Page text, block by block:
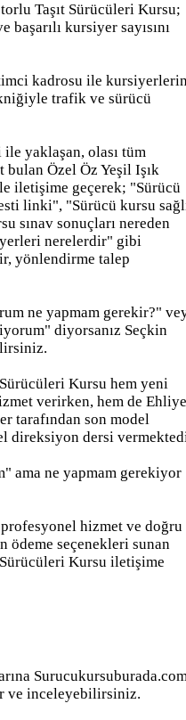
Taşıt Sürücüleri Kursu;
kursiyer sayısını
kadrosu ile
trafik ve sürücü
yaklaşan, olası tüm
bulan Özel Öz Yeşil Işık
iletişime geçerek; "Sürücü
linki", "Sürücü kursu
sınav sonuçları nereden
nerelerdir" gibi
yönlendirme talep
ne yapmam gerekir?"
diyorsanız Seçkin
Kursu hem yeni
verirken, hem de
tarafından son model
direksiyon dersi
ama ne yapmam gerekiyor
hizmet ve doğru
ödeme seçenekleri sunan
Kursu iletişime
ve inceleyebilirsiniz.